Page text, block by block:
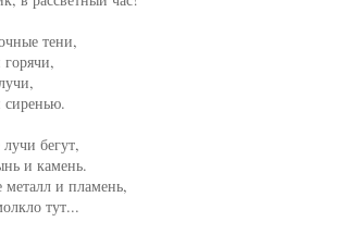
тени,
сиренью.
бегут,
и камень.
и пламень,
тут...